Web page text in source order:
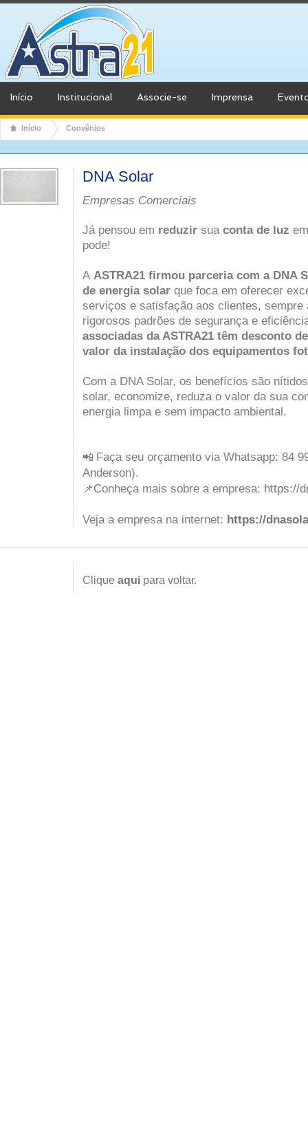
Início Institucional Associe-se Imprensa
Início Convênios
DNA Solar
Empresas Comerciais
Já pensou em reduzir sua conta de luz
pode!
A ASTRA21 firmou parceria com a DNA
de energia solar que foca em oferecer
serviços e satisfação aos clientes, sempre
rigorosos padrões de segurança e
associadas da ASTRA21 têm desconto
valor da instalação dos equipamentos
Com a DNA Solar, os benefícios são
solar, economize, reduza o valor da sua
energia limpa e sem impacto ambiental.
📲 Faça seu orçamento via Whatsapp: 84
Anderson).
📌Conheça mais sobre a empresa: https://
Veja a empresa na internet: https://
Clique aqui para voltar.